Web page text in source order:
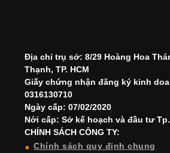
Địa chỉ trụ sở: 8/29 Hoàng Hoa
Thạnh, TP. HCM
Giấy chứng nhận đăng ký kinh
0316130710
Ngày cấp: 07/02/2020
Nới cấp: Sở kế hoạch và đầu tư
CHÍNH SÁCH CÔNG TY:
Chính sách quy định chung